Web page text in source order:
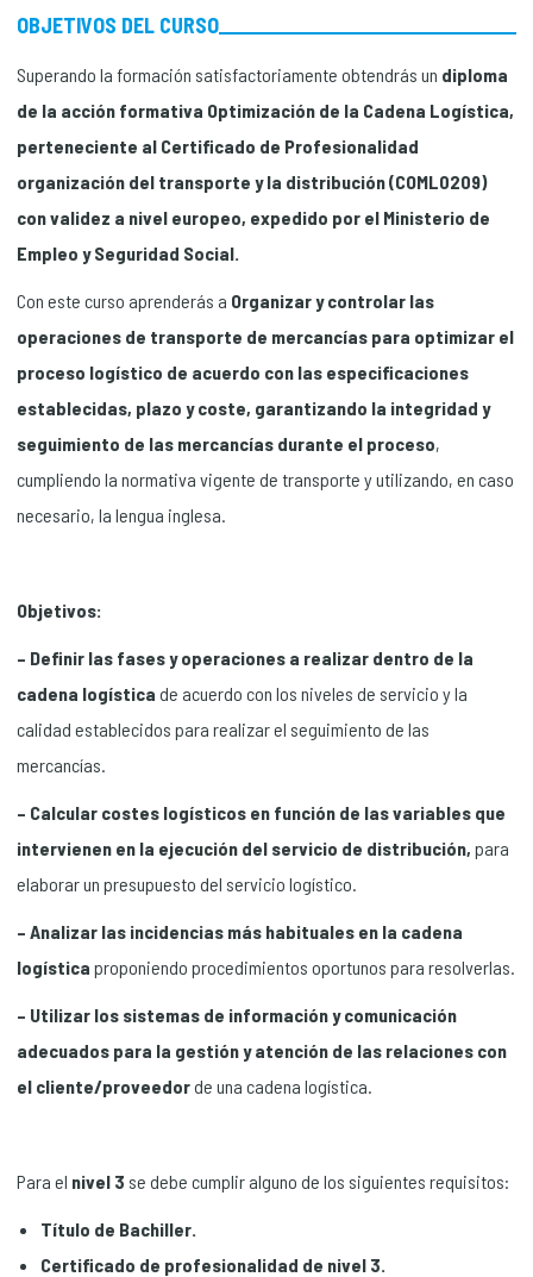
OBJETIVOS DEL CURSO
Superando la formación satisfactoriamente obtendrás un diploma
de la acción formativa Optimización de la Cadena Logística,
perteneciente al Certificado de Profesionalidad
organización del transporte y la distribución (COML0209)
con validez a nivel europeo, expedido por el Ministerio de
Empleo y Seguridad Social.
Con este curso aprenderás a Organizar y controlar las
operaciones de transporte de mercancías para optimizar el
proceso logístico de acuerdo con las especificaciones
establecidas, plazo y coste, garantizando la integridad y
seguimiento de las mercancías durante el proceso,
cumpliendo la normativa vigente de transporte y utilizando, en caso
necesario, la lengua inglesa.
Objetivos:
– Definir las fases y operaciones a realizar dentro de la
cadena logística de acuerdo con los niveles de servicio y la
calidad establecidos para realizar el seguimiento de las
mercancías.
– Calcular costes logísticos en función de las variables que
intervienen en la ejecución del servicio de distribución, para
elaborar un presupuesto del servicio logístico.
– Analizar las incidencias más habituales en la cadena
logística proponiendo procedimientos oportunos para resolverlas.
– Utilizar los sistemas de información y comunicación
adecuados para la gestión y atención de las relaciones con
el cliente/proveedorde una cadena logística.
Para el nivel 3 se debe cumplir alguno de los siguientes requisitos:
Título de Bachiller.
Certificado de profesionalidad de nivel 3.